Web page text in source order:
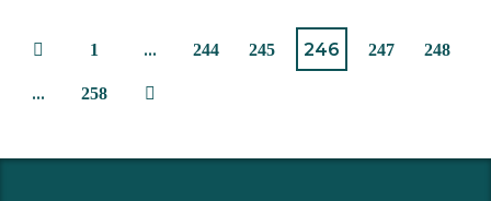
1 … 244 245 246 247 248
… 258